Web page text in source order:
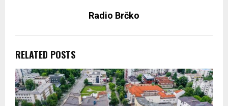
Radio Brčko
RELATED POSTS